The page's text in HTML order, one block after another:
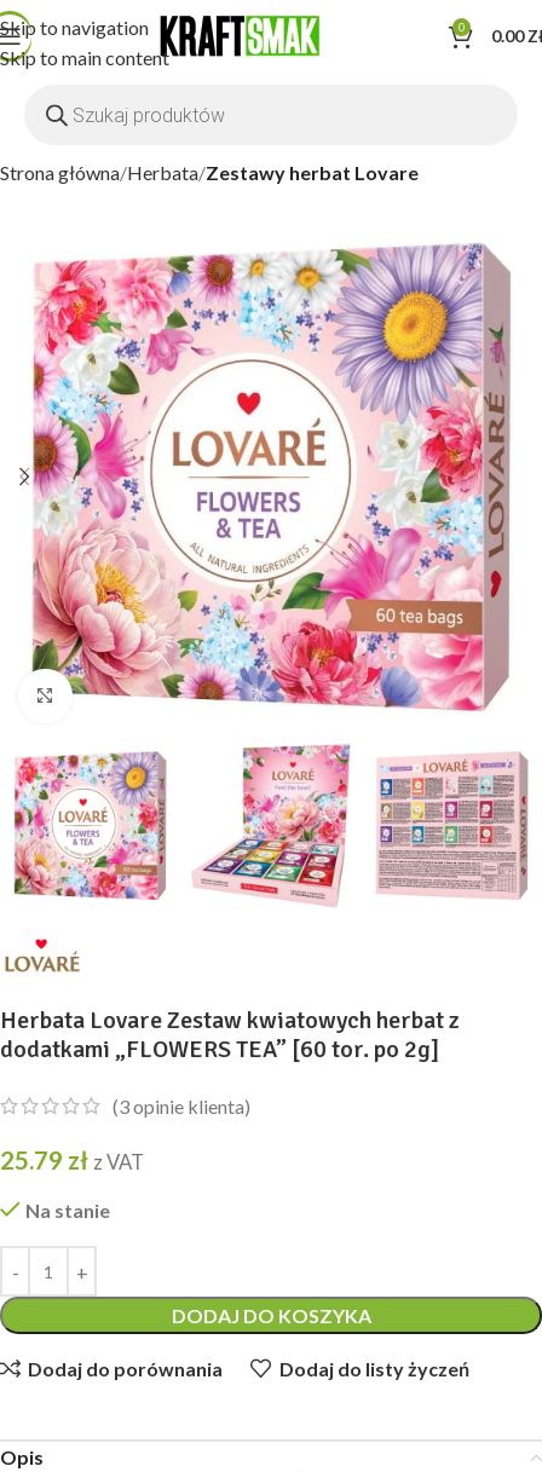
Skip to navigation
Skip to main content
0 0.00
Strona główna Herbata Zestawy herbat Lovare
Kliknij, aby powiększyć
Herbata Lovare Zestaw kwiatowych herbat z
dodatkami „FLOWERS TEA” [60 tor. po 2g]
(3opinie klienta)
25.79 zł z VAT
Na stanie
DODAJ DO KOSZYKA
Dodaj do porównania Dodaj do listy życzeń
Opis